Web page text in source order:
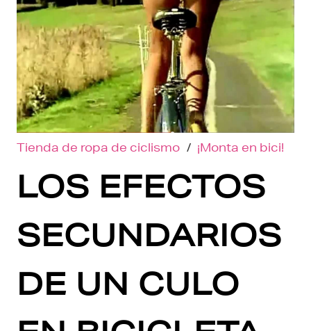
Tienda de ropa de ciclismo / ¡Monta en bici!
LOS EFECTOS
SECUNDARIOS
DE UN CULO